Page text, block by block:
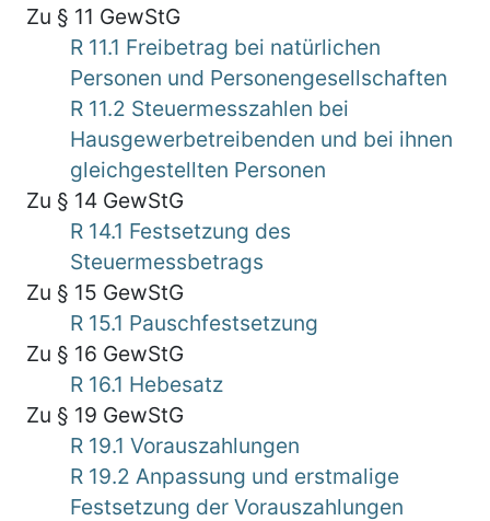
Zu § 11 GewStG
R 11.1 Freibetrag bei natürlichen
Personen und Personengesellschaften
R 11.2 Steuermesszahlen bei
Hausgewerbetreibenden und bei ihnen
gleichgestellten Personen
Zu § 14 GewStG
R 14.1 Festsetzung des
Steuermessbetrags
Zu § 15 GewStG
R 15.1 Pauschfestsetzung
Zu § 16 GewStG
R 16.1 Hebesatz
Zu § 19 GewStG
R 19.1 Vorauszahlungen
R 19.2 Anpassung und erstmalige
Festsetzung der Vorauszahlungen